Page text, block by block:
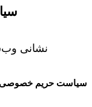
نشانی
سیاست حریم